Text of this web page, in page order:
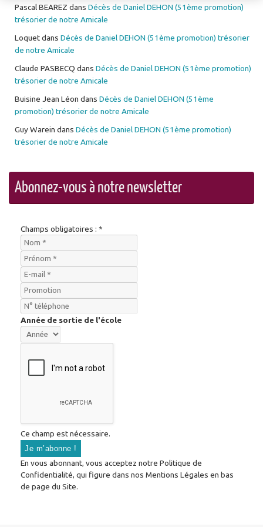
Pascal BEAREZ dans Décès de Daniel DEHON (51ème promotion)
trésorier de notre Amicale
Loquetdans Décès de Daniel DEHON (51ème promotion) trésorier
de notre Amicale
Claude PASBECQ dans Décès de Daniel DEHON (51ème promotion)
trésorier de notre Amicale
Buisine Jean Léon dans Décès de Daniel DEHON (51ème
promotion) trésorier de notre Amicale
Guy Warein dans Décès de Daniel DEHON (51ème promotion)
trésorier de notre Amicale
Abonnez-vous à notre newsletter
Champs obligatoires : *
Année de sortie de l'école
Ce champ est nécessaire.
En vous abonnant, vous acceptez notre Politique de
Confidentialité, qui figure dans nos Mentions Légales en bas
de page du Site.